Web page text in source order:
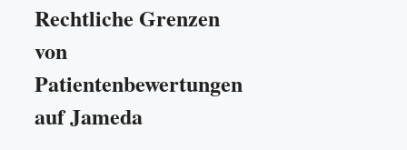
Rechtliche Grenzen
von
Patientenbewertungen
auf Jameda